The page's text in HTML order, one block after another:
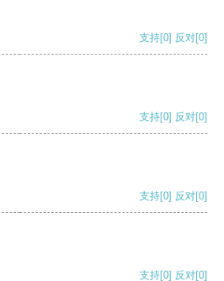
支持[0] 反对[0]
支持[0] 反对[0]
支持[0] 反对[0]
支持[0] 反对[0]